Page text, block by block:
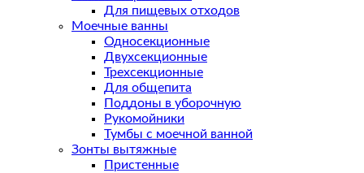
Для пищевых отходов
Моечные ванны
Односекционные
Двухсекционные
Трехсекционные
Для общепита
Поддоны в уборочную
Рукомойники
Тумбы с моечной ванной
Зонты вытяжные
Пристенные